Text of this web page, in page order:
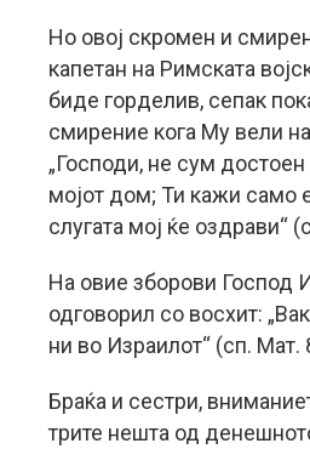
Но овој скромен и
капетан на Римската
биде горделив, сепак
смирение кога Му вели
„Господи, не сум
мојот дом; Ти кажи само
слугата мој ќе оздрави“
На овие зборови Господ
одговорил со восхит:
ни во Израилот“ (сп. Мат.
Браќа и сестри,
трите нешта од